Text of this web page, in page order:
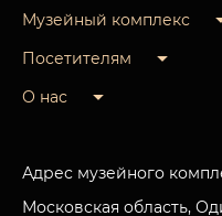
Музейный комплекс
Посетителям
О нас
Адрес музейного
Московская область,